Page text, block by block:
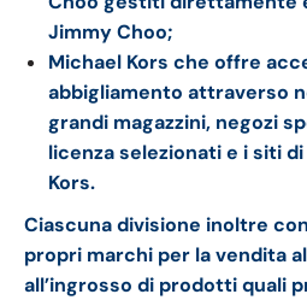
Jimmy Choo;
Michael Kors che offre
abbigliamento attraverso
grandi magazzini, negozi
licenza selezionati e i siti
Kors.
Ciascuna divisione inoltre
propri marchi per la vendita
all’ingrosso di prodotti quali